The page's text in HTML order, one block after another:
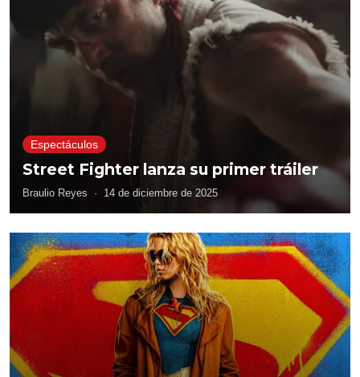
Espectáculos
Street Fighter lanza su primer tráiler
Braulio Reyes · 14 de diciembre de 2025